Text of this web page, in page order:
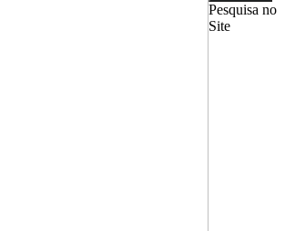
Pesquisa no
Site